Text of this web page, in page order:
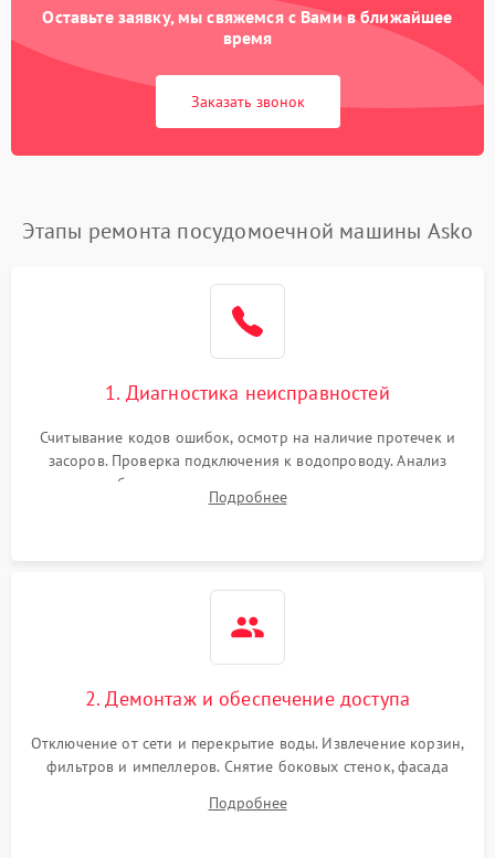
Оставьте заявку, мы свяжемся с Вами в ближайшее
время
Заказать звонок
Этапы ремонта посудомоечной машины Asko
1. Диагностика неисправностей
Считывание кодов ошибок, осмотр на наличие протечек и
засоров. Проверка подключения к водопроводу. Анализ
жалоб на отсутствие слива, нагрева, вращения
разбрызгивателей или срабатывание системы защиты
Подробнее
2. Демонтаж и обеспечение доступа
Отключение от сети и перекрытие воды. Извлечение корзин,
фильтров и импеллеров. Снятие боковых стенок, фасада
циркуляционному насосу, ТЭНу и сливной помпе.
Подробнее